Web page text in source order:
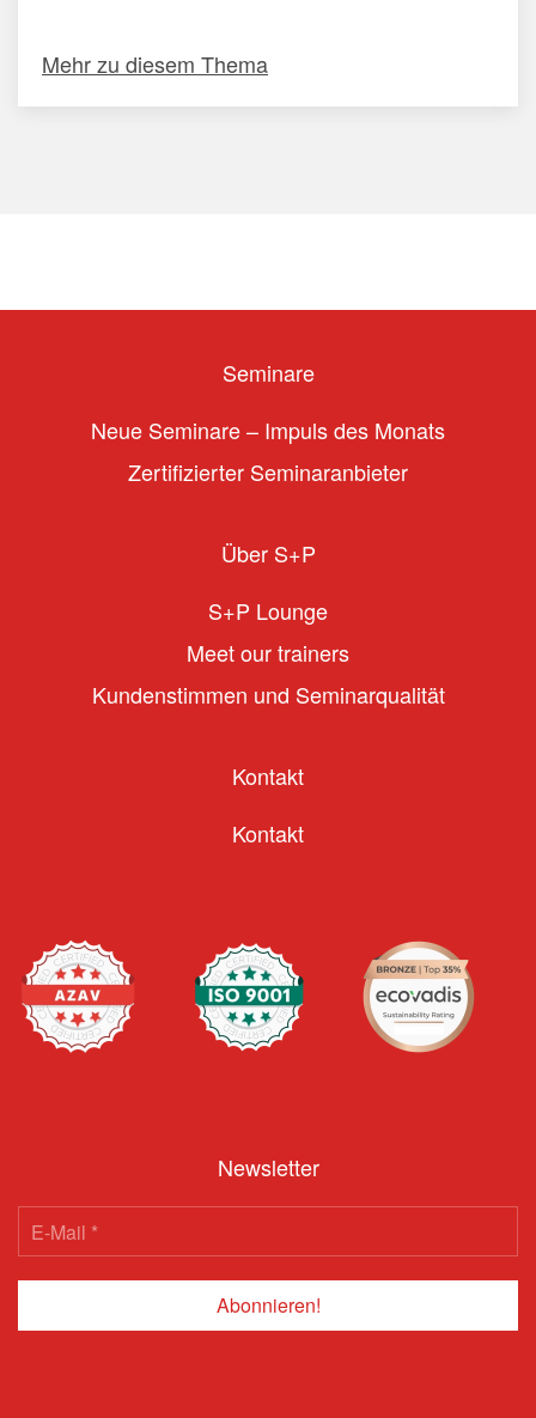
Mehr zu diesem Thema
Seminare
Neue Seminare – Impuls des Monats
Zertifizierter Seminaranbieter
Über S+P
S+P Lounge
Meet our trainers
Kundenstimmen und Seminarqualität
Kontakt
Kontakt
Newsletter